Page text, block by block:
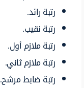
رتبة رائد.
رتبة نقيب.
رتبة ملازم أول.
رتبة ملازم ثاني.
رتبة ضابط مرشح.